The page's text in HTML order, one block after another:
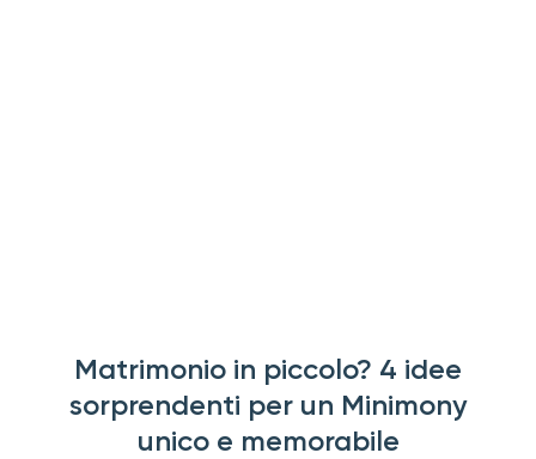
Matrimonio in piccolo? 4 idee
sorprendenti per un Minimony
unico e memorabile